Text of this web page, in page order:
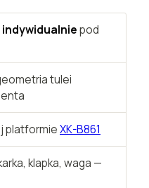
pod
tulei
platformieXK-B861
klapka, waga —